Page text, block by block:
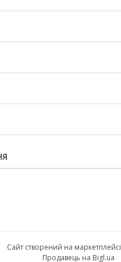
Сайт створений на маркетплейсі
Продавець на Bigl.ua